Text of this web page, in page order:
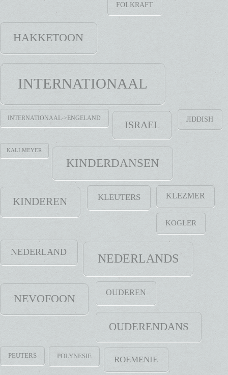
FOLKRAFT
HAKKETOON
INTERNATIONAAL
INTERNATIONAAL->ENGELAND
ISRAEL
JIDDISH
KALLMEYER
KINDERDANSEN
KINDEREN KLEUTERS KLEZMER
KOGLER
NEDERLAND NEDERLANDS
NEVOFOON OUDEREN
OUDERENDANS
PEUTERS POLYNESIE ROEMENIE